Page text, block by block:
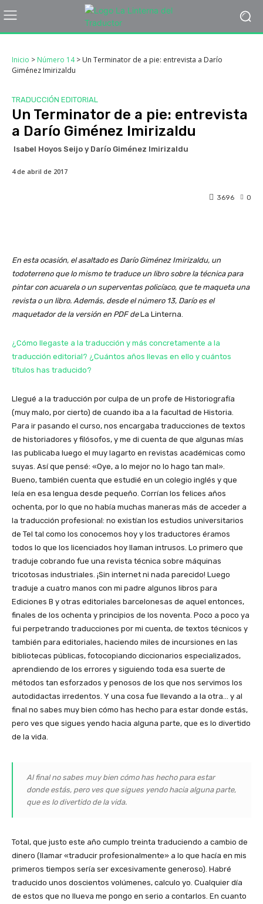
Inicio > Número 14> Un Terminator de a pie: entrevista a Darío
Giménez Imirizaldu
TRADUCCIÓN EDITORIAL
Un Terminator de a pie: entrevista
a Darío Giménez Imirizaldu
Isabel Hoyos Seijo y Darío Giménez Imirizaldu
4 de abril de 2017
0
3696
En esta ocasión, el asaltado es Darío Giménez Imirizaldu, un
todoterreno que lo mismo te traduce un libro sobre la técnica para
pintar con acuarela o un superventas policíaco, que te maqueta una
revista o un libro. Además, desde el número 13, Darío es el
maquetador de la versión en PDF deLa Linterna.
¿Cómo llegaste a la traducción y más concretamente a la
traducción editorial? ¿Cuántos años llevas en ello y cuántos
títulos has traducido?
Llegué a la traducción por culpa de un profe de Historiografía
(muy malo, por cierto) de cuando iba a la facultad de Historia.
Para ir pasando el curso, nos encargaba traducciones de textos
de historiadores y filósofos, y me di cuenta de que algunas mías
las publicaba luego el muy lagarto en revistas académicas como
suyas. Así que pensé: «Oye, a lo mejor no lo hago tan mal».
Bueno, también cuenta que estudié en un colegio inglés y que
leía en esa lengua desde pequeño. Corrían los felices años
ochenta, por lo que no había muchas maneras más de acceder a
la traducción profesional: no existían los estudios universitarios
de TeI tal como los conocemos hoy y los traductores éramos
todos lo que los licenciados hoy llaman intrusos. Lo primero que
traduje cobrando fue una revista técnica sobre máquinas
tricotosas industriales. ¡Sin internet ni nada parecido! Luego
traduje a cuatro manos con mi padre algunos libros para
Ediciones B y otras editoriales barcelonesas de aquel entonces,
finales de los ochenta y principios de los noventa. Poco a poco ya
fui perpetrando traducciones por mi cuenta, de textos técnicos y
también para editoriales, haciendo miles de incursiones en las
bibliotecas públicas, fotocopiando diccionarios especializados,
aprendiendo de los errores y siguiendo toda esa suerte de
métodos tan esforzados y penosos de los que nos servimos los
autodidactas irredentos. Y una cosa fue llevando a la otra… y al
final no sabes muy bien cómo has hecho para estar donde estás,
pero ves que sigues yendo hacia alguna parte, que es lo divertido
de la vida.
Al final no sabes muy bien cómo has hecho para estar
donde estás, pero ves que sigues yendo hacia alguna parte,
que es lo divertido de la vida.
Total, que justo este año cumplo treinta traduciendo a cambio de
dinero (llamar «traducir profesionalmente» a lo que hacía en mis
primeros tiempos sería ser excesivamente generoso). Habré
traducido unos doscientos volúmenes, calculo yo. Cualquier día
de estos que no llueva me pongo en serio a contarlos. En cuanto